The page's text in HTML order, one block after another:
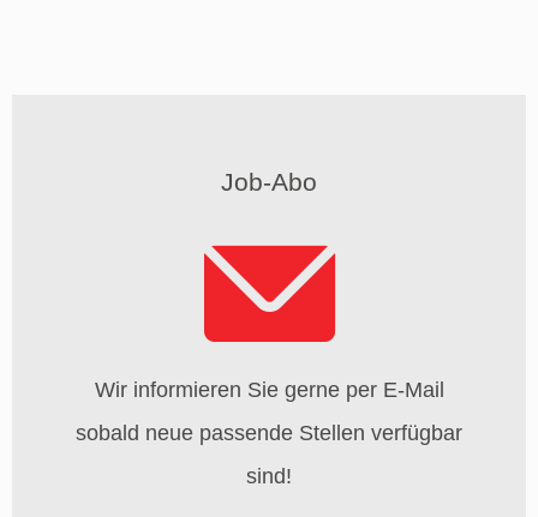
Job-Abo
Wir informieren Sie gerne per E-Mail
sobald neue passende Stellen verfügbar
sind!